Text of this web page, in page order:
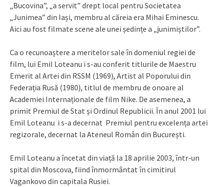
„Bucovina”, „a servit” drept local pentru Societatea
„Junimea” din Iași, membru al căreia era Mihai Eminescu.
Aici au fost filmate scene ale unei ședințe a „junimiștilor”.
Ca o recunoaștere a meritelor sale în domeniul regiei de
film, lui Emil Loteanu i s-au conferit titlurile de Maestru
Emerit al Artei din RSSM (1969), Artist al Poporului din
Federația Rusă (1980), titlul de membru de onoare al
Academiei Internaționale de film Nike. De asemenea, a
primit Premiul de Stat și Ordinul Republicii. În anul 2001 lui
Emil Loteanu i s-a decernat Premiul pentru excelența artei
regizorale, decernat la Ateneul Român din București.
Emil Loteanu a încetat din viață la 18 aprilie 2003, într-un
spital din Moscova, fiind înmormântat în cimitirul
Vagankovo din capitala Rusiei.